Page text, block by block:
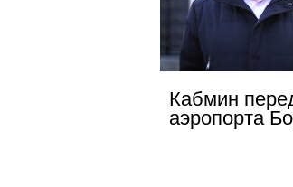
Кабмин
аэропорта